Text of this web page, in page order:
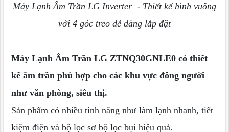
Máy Lạnh Âm Trần LG Inverter - Thiết kế hình vuông
với 4 góc treo dễ dàng lắp đặt
Máy Lạnh Âm Trần LG ZTNQ30GNLE0 có thiết
kế âm trần phù hợp cho các khu vực đông người
như văn phòng, siêu thị.
Sản phẩm có nhiều tính năng như làm lạnh nhanh, tiết
kiệm điện và bộ lọc sơ bộ lọc bụi hiệu quả.